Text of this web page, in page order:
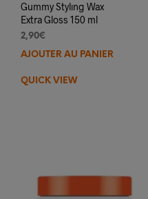
Gummy Stylıng Wax
Extra Gloss 150 ml
2,90€
AJOUTER AU PANIER
QUICK VIEW